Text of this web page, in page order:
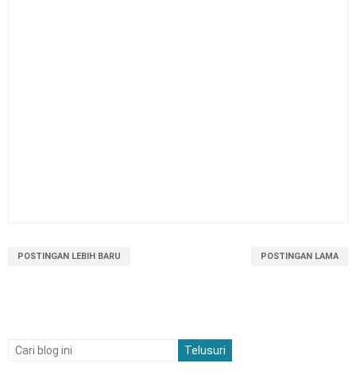
POSTINGAN LEBIH BARU POSTINGAN LAMA